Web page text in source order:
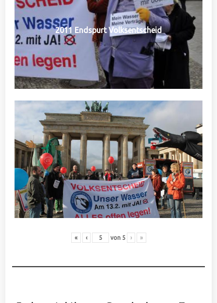
2011 Endspurt Volksentscheid
« ‹ von 5 › »